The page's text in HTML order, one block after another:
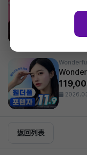
20%
返回列表